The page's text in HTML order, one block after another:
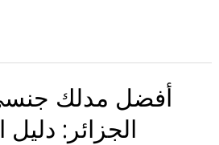
أفضل مدلك
الجزائر: دليل